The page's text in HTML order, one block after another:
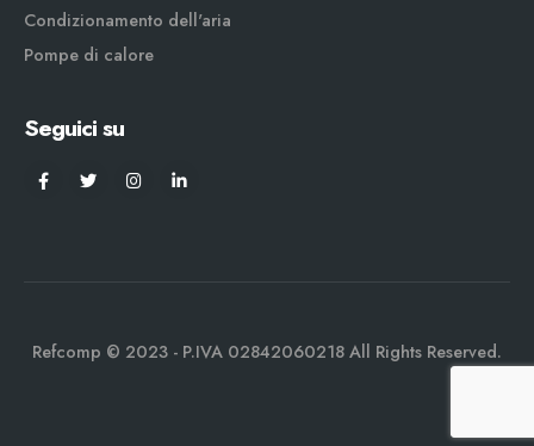
Condizionamento dell'aria
Pompe di calore
Seguici su
Refcomp © 2023 - P.IVA 02842060218 All Rights Reserved.